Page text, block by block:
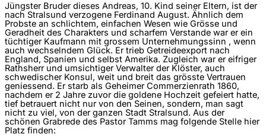
Jüngster Bruder dieses Andreas, 10. Kind seiner Eltern, ist der
nach Stralsund verzogene Ferdinand August. Ähnlich dem
Probste an schlichtem, einfachen Wesen wie Grösse und
Geradheit des Charakters und scharfem Verstande war er ein
tüchtiger Kaufmann mit grossem Unternehmungssinn , wenn
auch wechselndem Glück. Er trieb Getreideexport nach
England, Spanien und selbst Amerika. Zugleich war er eifriger
Rathsherr und umsichtiger Verwalter der Klöster, auch
schwedischer Konsul, weit und breit das grösste Vertrauen
geniessend. Er starb als Geheimer Commerzienrath 1860,
nach­dem er 2 Jahre zuvor die goldene Hochzeit gefeiert hatte,
tief betrauert nicht nur von den Seinen, sondern, man sagt
nicht zu viel, von der ganzen Stadt Stralsund. Aus der
schönen Grabrede des Pastor Tamms mag folgende Stelle hier
Platz finden: